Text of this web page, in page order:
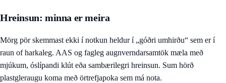
Hreinsun: minna er meira
Mörg pör skemmast ekki í notkun heldur í „góðri umhirðu“ sem er í
raun of harkaleg. AAS og fagleg augnverndarsamtök mæla með
mjúkum, óslípandi klút eða sambærilegri hreinsun. Sum hörð
plastgleraugu koma með örtrefjapoka sem má nota.